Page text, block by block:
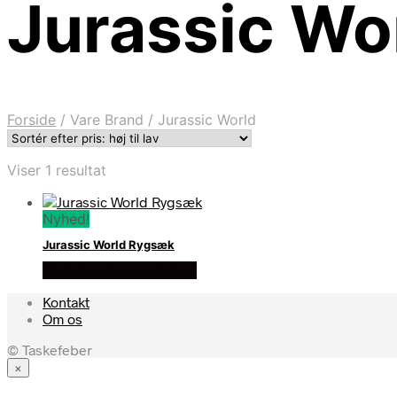
Jurassic
Forside / Vare Brand / Jurassic World
Viser 1 resultat
Nyhed!
Jurassic World Rygsæk
Kontakt
Om os
© Taskefeber
×